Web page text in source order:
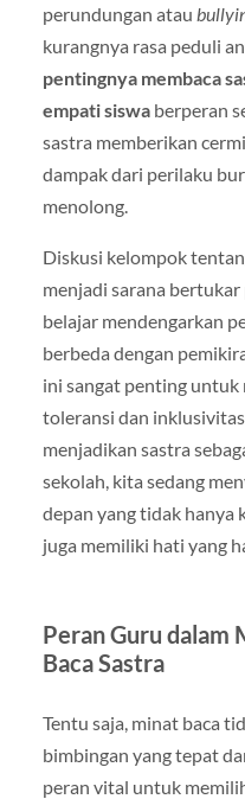
perundungan atau
kurangnya rasa peduli
pentingnya membaca
empati siswaberperan
sastra memberikan
dampak dari perilaku
menolong.
Diskusi kelompok
menjadi sarana bertukar
belajar mendengarkan
berbeda dengan
ini sangat penting
toleransi dan
menjadikan sastra
sekolah, kita sedang
depan yang tidak hanya
juga memiliki hati yang
Peran Guru dalam
Baca Sastra
Tentu saja, minat baca
bimbingan yang tepat
peran vital untuk